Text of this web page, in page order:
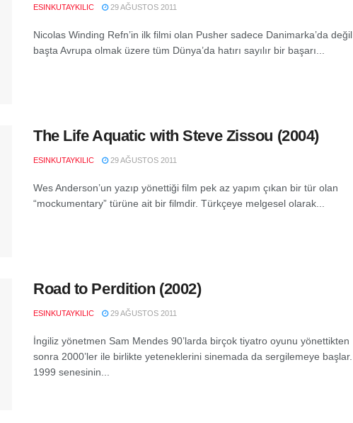
ESINKUTAYKILIC 29 AĞUSTOS 2011
Nicolas Winding Refn’in ilk filmi olan Pusher sadece Danimarka’da değil
başta Avrupa olmak üzere tüm Dünya’da hatırı sayılır bir başarı...
The Life Aquatic with Steve Zissou (2004)
ESINKUTAYKILIC 29 AĞUSTOS 2011
Wes Anderson’un yazıp yönettiği film pek az yapım çıkan bir tür olan
“mockumentary” türüne ait bir filmdir. Türkçeye melgesel olarak...
Road to Perdition (2002)
ESINKUTAYKILIC 29 AĞUSTOS 2011
İngiliz yönetmen Sam Mendes 90’larda birçok tiyatro oyunu yönettikten
sonra 2000’ler ile birlikte yeteneklerini sinemada da sergilemeye başlar.
1999 senesinin...